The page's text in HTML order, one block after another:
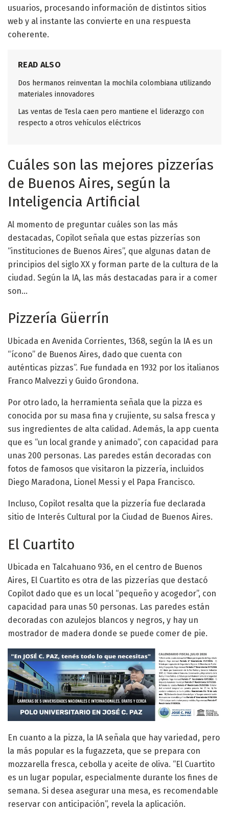
usuarios, procesando información de distintos sitios
web y al instante las convierte en una respuesta
coherente.
READ ALSO
Dos hermanos reinventan la mochila colombiana utilizando
materiales innovadores
Las ventas de Tesla caen pero mantiene el liderazgo con
respecto a otros vehículos eléctricos
Cuáles son las mejores pizzerías
de Buenos Aires, según la
Inteligencia Artificial
Al momento de preguntar cuáles son las más
destacadas, Copilot señala que estas pizzerías son
“instituciones de Buenos Aires”, que algunas datan de
principios del siglo XX y forman parte de la cultura de la
ciudad. Según la IA, las más destacadas para ir a comer
son…
Pizzería Güerrín
Ubicada en Avenida Corrientes, 1368, según la IA es un
“ícono” de Buenos Aires, dado que cuenta con
auténticas pizzas”. Fue fundada en 1932 por los italianos
Franco Malvezzi y Guido Grondona.
Por otro lado, la herramienta señala que la pizza es
conocida por su masa fina y crujiente, su salsa fresca y
sus ingredientes de alta calidad. Además, la app cuenta
que es “un local grande y animado”, con capacidad para
unas 200 personas. Las paredes están decoradas con
fotos de famosos que visitaron la pizzería, incluidos
Diego Maradona, Lionel Messi y el Papa Francisco.
Incluso, Copilot resalta que la pizzería fue declarada
sitio de Interés Cultural por la Ciudad de Buenos Aires.
El Cuartito
Ubicada en Talcahuano 936, en el centro de Buenos
Aires, El Cuartito es otra de las pizzerías que destacó
Copilot dado que es un local “pequeño y acogedor”, con
capacidad para unas 50 personas. Las paredes están
decoradas con azulejos blancos y negros, y hay un
mostrador de madera donde se puede comer de pie.
En cuanto a la pizza, la IA señala que hay variedad, pero
la más popular es la fugazzeta, que se prepara con
mozzarella fresca, cebolla y aceite de oliva. “El Cuartito
es un lugar popular, especialmente durante los fines de
semana. Si desea asegurar una mesa, es recomendable
reservar con anticipación”, revela la aplicación.